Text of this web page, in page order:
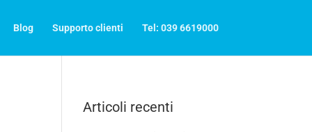
Blog Supporto clienti Tel: 039 6619000
Articoli recenti